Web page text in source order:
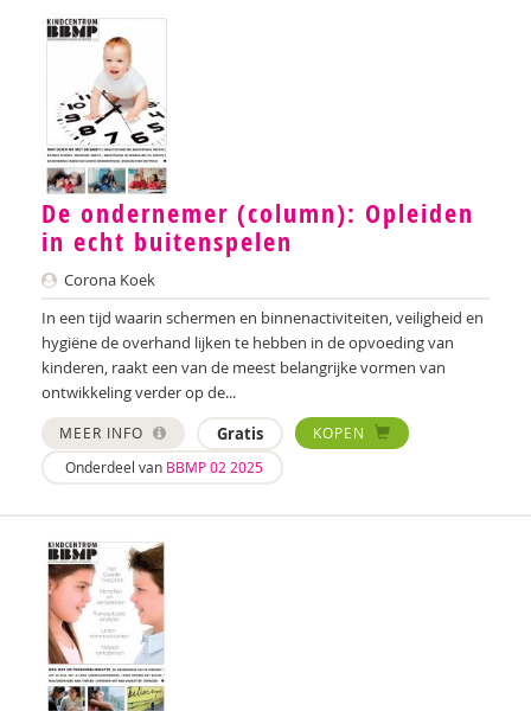
Joyce Blauwhoff
Geraldien Blokland
Robbert Blokland
Theo Blom
Esther Blondelle
Mascha Boelaars
Marieke Boelhouwer
Wendy Boesveld
Eveline Bogers
Jolien Boksebeld
Annerieke Boland
Arjan Bolt
Lilian van der Bolt
Denise Bontje
Wendy Bontje
De ondernemer (column): Opleiden
in echt buitenspelen
Corona Koek
In een tijd waarin schermen en binnenactiviteiten, veiligheid en
hygiëne de overhand lijken te hebben in de opvoeding van
kinderen, raakt een van de meest belangrijke vormen van
ontwikkeling verder op de...
MEER INFO Gratis
KOPEN
Onderdeel van BBMP 02 2025